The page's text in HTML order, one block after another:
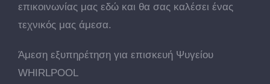
επικοινωνίας μας εδώ και θα σας καλέσει ένας
τεχνικός μας άμεσα.
Άμεση εξυπηρέτηση για επισκευή Ψυγείου
WHIRLPOOL